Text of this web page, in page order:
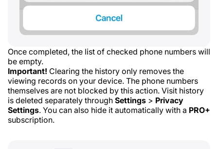
Once completed, the list of checked phone numbers will
be empty.
Important! Clearing the history only removes the
viewing records on your device. The phone numbers
themselves are not blocked by this action. Visit history
is deleted separately through Settings > Privacy
Settings. You can also hide it automatically with a PRO+
subscription.